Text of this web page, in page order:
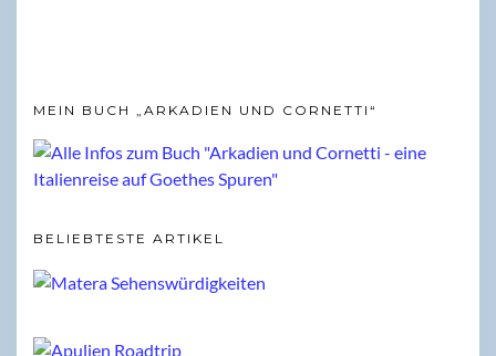
MEIN BUCH „ARKADIEN UND CORNETTI“
BELIEBTESTE ARTIKEL